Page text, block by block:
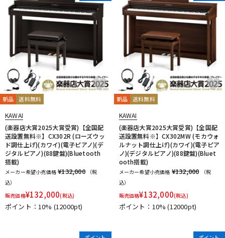
新品 送料無料
KAWAI
(楽器店大賞2025大賞受賞)【全国配
送設置無料※】CX302R (ローズウッ
ド調仕上げ)(カワイ)(電子ピアノ)(デ
ジタルピアノ)(88鍵盤)(Bluetooth
搭載)
メーカー希望小売価格 ¥132,000
（税
込）
販売価格¥132,000(税込)
ポイント：10% (12000pt)
新品 送料無料
KAWAI
(楽器店大賞2025大賞受賞)【全国配
送設置無料※】CX302MW (モカウォ
ルナット調仕上げ)(カワイ)(電子ピア
ノ)(デジタルピアノ)(88鍵盤)(Bluet
ooth搭載)
メーカー希望小売価格 ¥132,000
（税
込）
販売価格¥132,000(税込)
ポイント：10%(12000pt)